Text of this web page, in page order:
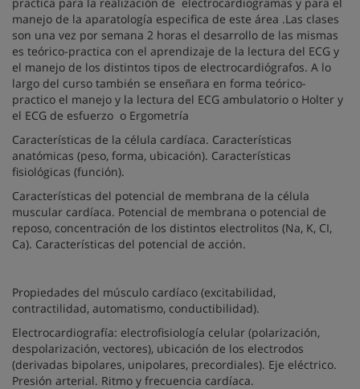
manejo de la aparatología especifica de este área .Las clases
son una vez por semana 2 horas el desarrollo de las mismas
es teórico-practica con el aprendizaje de la lectura del ECG y
el manejo de los distintos tipos de electrocardiógrafos. A lo
largo del curso también se enseñara en forma teórico-
practico el manejo y la lectura del ECG ambulatorio o Holter y
el ECG de esfuerzo o Ergometría
Características de la célula cardíaca. Características
anatómicas (peso, forma, ubicación). Características
fisiológicas (función).
Características del potencial de membrana de la célula
muscular cardíaca. Potencial de membrana o potencial de
reposo, concentración de los distintos electrolitos (Na, K, CI,
Ca). Características del potencial de acción.
Propiedades del músculo cardíaco (excitabilidad,
contractilidad, automatismo, conductibilidad).
Electrocardiografía: electrofisiología celular (polarización,
despolarización, vectores), ubicación de los electrodos
(derivadas bipolares, unipolares, precordiales). Eje eléctrico.
Presión arterial. Ritmo y frecuencia cardíaca.